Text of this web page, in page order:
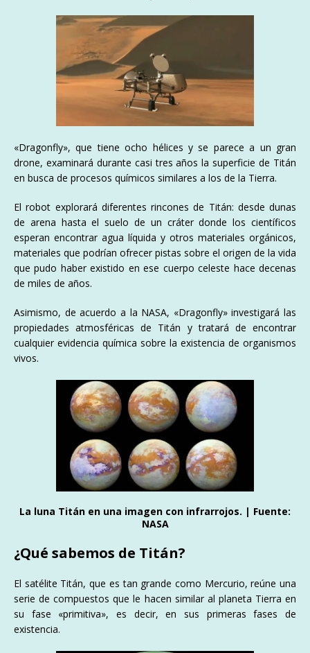
«Dragonfly», que tiene ocho hélices y se parece a un gran
drone, examinará durante casi tres años la superficie de Titán
en busca de procesos químicos similares a los de la Tierra.
El robot explorará diferentes rincones de Titán: desde dunas
de arena hasta el suelo de un cráter donde los científicos
esperan encontrar agua líquida y otros materiales orgánicos,
materiales que podrían ofrecer pistas sobre el origen de la vida
que pudo haber existido en ese cuerpo celeste hace decenas
de miles de años.
Asimismo, de acuerdo a la NASA, «Dragonfly» investigará las
propiedades atmosféricas de Titán y tratará de encontrar
cualquier evidencia química sobre la existencia de organismos
vivos.
La luna Titán en una imagen con infrarrojos. | Fuente:
NASA
¿Qué sabemos de Titán?
El satélite Titán, que es tan grande como Mercurio, reúne una
serie de compuestos que le hacen similar al planeta Tierra en
su fase «primitiva», es decir, en sus primeras fases de
existencia.